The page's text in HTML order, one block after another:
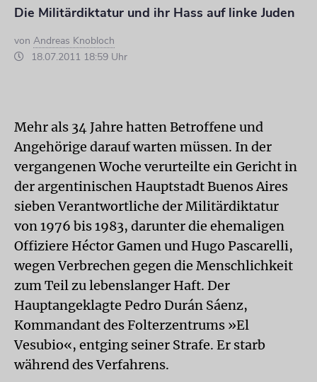
Die Militärdiktatur und ihr Hass auf linke Juden
von Andreas Knobloch
18.07.2011 18:59 Uhr
Mehr als 34 Jahre hatten Betroffene und
Angehörige darauf warten müssen. In der
vergangenen Woche verurteilte ein Gericht in
der argentinischen Hauptstadt Buenos Aires
sieben Verantwortliche der Militärdiktatur
von 1976 bis 1983, darunter die ehemaligen
Offiziere Héctor Gamen und Hugo Pascarelli,
wegen Verbrechen gegen die Menschlichkeit
zum Teil zu lebenslanger Haft. Der
Hauptangeklagte Pedro Durán Sáenz,
Kommandant des Folterzentrums »El
Vesubio«, entging seiner Strafe. Er starb
während des Verfahrens.